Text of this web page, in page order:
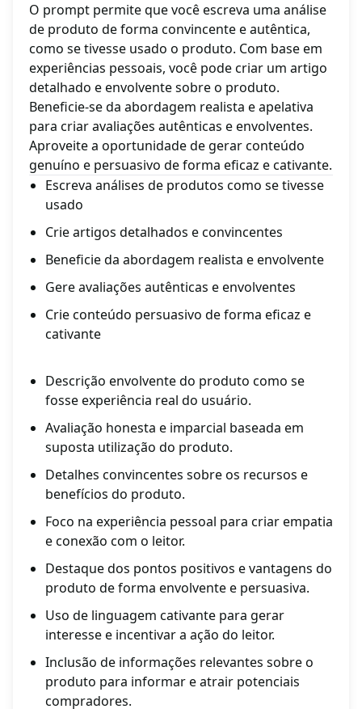
O prompt permite que você escreva uma análise
de produto de forma convincente e autêntica,
como se tivesse usado o produto. Com base em
experiências pessoais, você pode criar um artigo
detalhado e envolvente sobre o produto.
Beneficie-se da abordagem realista e apelativa
para criar avaliações autênticas e envolventes.
Aproveite a oportunidade de gerar conteúdo
genuíno e persuasivo de forma eficaz e cativante.
Escreva análises de produtos como se tivesse
usado
Crie artigos detalhados e convincentes
Beneficie da abordagem realista e envolvente
Gere avaliações autênticas e envolventes
Crie conteúdo persuasivo de forma eficaz e
cativante
Descrição envolvente do produto como se
fosse experiência real do usuário.
Avaliação honesta e imparcial baseada em
suposta utilização do produto.
Detalhes convincentes sobre os recursos e
benefícios do produto.
Foco na experiência pessoal para criar empatia
e conexão com o leitor.
Destaque dos pontos positivos e vantagens do
produto de forma envolvente e persuasiva.
Uso de linguagem cativante para gerar
interesse e incentivar a ação do leitor.
Inclusão de informações relevantes sobre o
produto para informar e atrair potenciais
compradores.